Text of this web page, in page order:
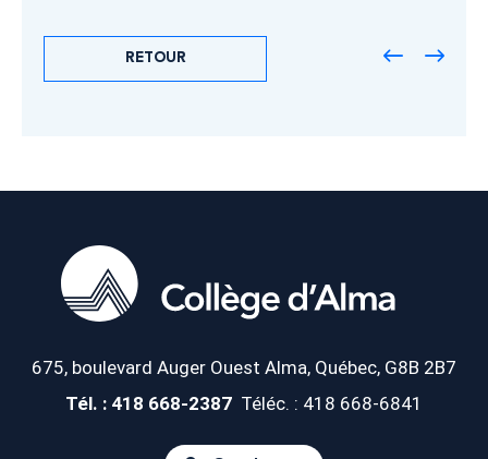
RETOUR
675, boulevard Auger Ouest Alma, Québec, G8B 2B7
Tél. : 418 668-2387 Téléc. : 418 668-6841